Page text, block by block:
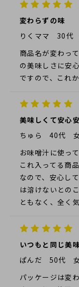
変わらずの味
りくママ
30代
商品名が変わっ
の美味しさに安
ですので、これ
美味しくて安心
ちゅら
40代
お味噌汁に使っ
これ入ってる商
なので、安心し
は溶けないとの
ともなく、全く
いつもと同じ美
ぱんだ
50代
パッケージは変